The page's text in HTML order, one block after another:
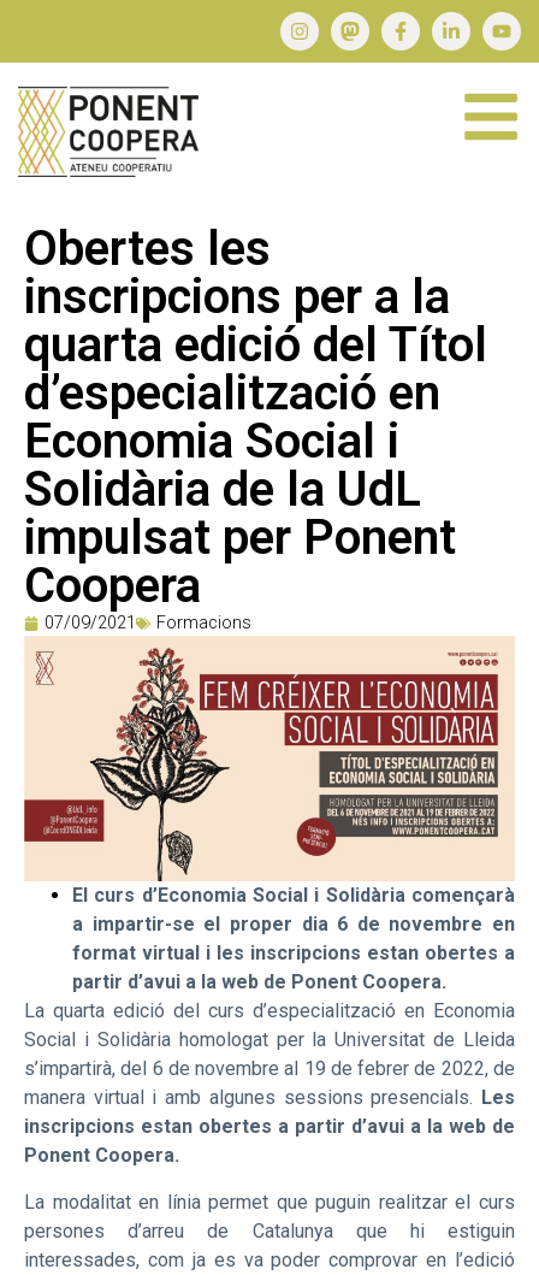
Obertes les
inscripcions per a la
quarta edició del Títol
d’especialització en
Economia Social i
Solidària de la UdL
impulsat per Ponent
Coopera
07/09/2021 Formacions
El curs d’Economia Social i Solidària començarà
a impartir-se el proper dia 6 de novembre en
format virtual i les inscripcions estan obertes a
partir d’avui a la web de Ponent Coopera.
La quarta edició del curs d’especialització en Economia
Social i Solidària homologat per la Universitat de Lleida
s’impartirà, del 6 de novembre al 19 de febrer de 2022, de
manera virtual i amb algunes sessions presencials. Les
inscripcions estan obertes a partir d’avui a la web de
Ponent Coopera.
La modalitat en línia permet que puguin realitzar el curs
persones d’arreu de Catalunya que hi estiguin
interessades, com ja es va poder comprovar en l’edició